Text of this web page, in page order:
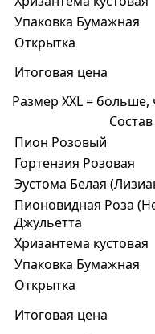
Упаковка Бумажная
Открытка
Итоговая цена
Размер XXL =
Пион Розовый
Гортензия Розовая
Эустома Белая
Пионовидная Роза
Джульетта
Хризантема кустовая
Упаковка Бумажная
Открытка
Итоговая цена